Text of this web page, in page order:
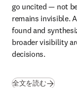
go uncited — not
remains invisible.
found and
broader visibility
decisions.
全文を読む(新しいタ